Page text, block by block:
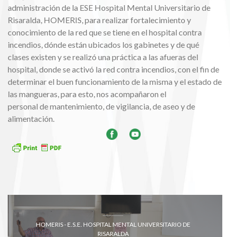
administración de la ESE Hospital Mental Universitario de
Risaralda, HOMERIS, para realizar fortalecimiento y
conocimiento de la red que se tiene en el hospital contra
incendios, dónde están ubicados los gabinetes y de qué
clases existen y se realizó una práctica a las afueras del
hospital, donde se activó la red contra incendios, con el fin de
determinar el buen funcionamiento de la misma y el estado de
las mangueras, para esto, nos acompañaron el
personal de mantenimiento, de vigilancia, de aseo y de
alimentación.
HOMERIS - E.S.E. HOSPITAL MENTAL UNIVERSITARIO DE
RISARALDA